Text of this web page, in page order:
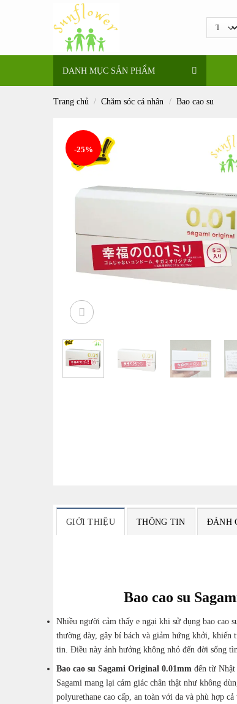
dung
DANH MỤC SẢN PHẨM
Trang chủ / Chăm sóc cá nhân / Bao cao su
-25%
GIỚI THIỆU THÔNG TIN ĐÁNH
Bao cao su
Nhiều người cảm thấy e ngại khi sử dụng bao cao
thường dày, gây bí bách và giảm hứng khởi, khiến
tin. Điều này ảnh hưởng không nhỏ đến đời sống
Bao cao su Sagami Original 0.01mm đến từ
Sagami mang lại cảm giác chân thật như không
polyurethane cao cấp, an toàn với da và phù hợp